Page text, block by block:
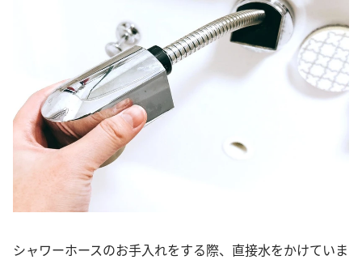
シャワーホースのお手入れをする際、直接水をかけていま